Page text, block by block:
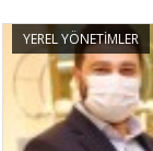
YEREL YÖNETİMLER